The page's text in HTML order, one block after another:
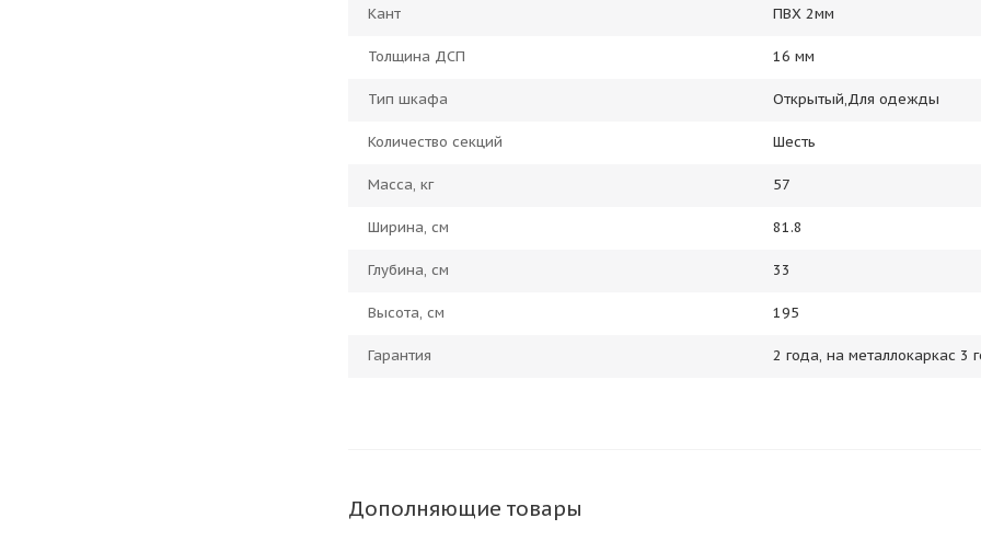
Кант ПВХ 2мм
Толщина ДСП 16 мм
Тип шкафа Открытый,Для одежды
Количество секций Шесть
Масса, кг 57
Ширина, см 81.8
Глубина, см 33
Высота, см 195
Гарантия 2 года, на металлокаркас 3
Дополняющие товары